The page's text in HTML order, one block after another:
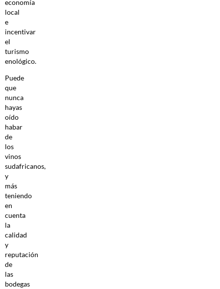
economía
local
e
incentivar
el
turismo
enológico.
Puede
que
nunca
hayas
oído
habar
de
los
vinos
sudafricanos,
y
más
teniendo
en
cuenta
la
calidad
y
reputación
de
las
bodegas